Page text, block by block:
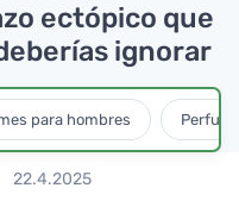
ectópico que
ignorar
para hombres
22.4.2025